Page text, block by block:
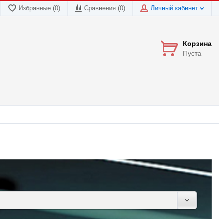
Избранные (0) Сравнения (0) Личный кабинет
Корзина
Пуста